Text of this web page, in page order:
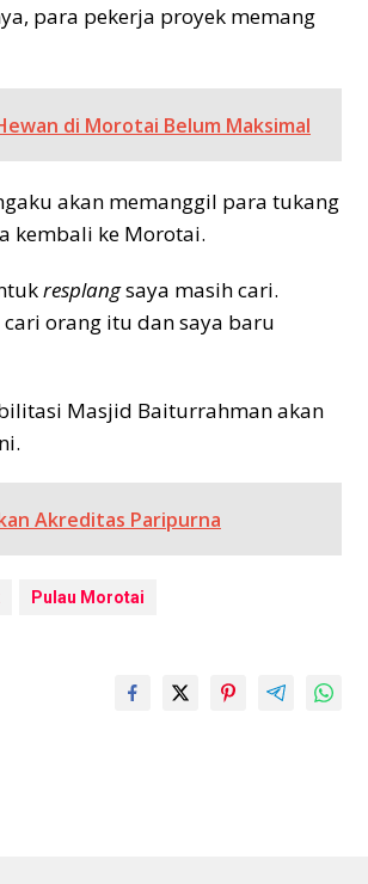
para pekerja proyek memang
di Morotai Belum Maksimal
akan memanggil para tukang
kembali ke Morotai.
resplangsaya masih cari.
orang itu dan saya baru
Masjid Baiturrahman akan
Akreditas Paripurna
Pulau Morotai